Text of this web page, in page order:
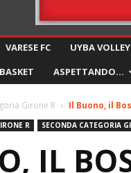
VARESE FC UYBA VOLLEY
BASKET ASPETTANDO…
Girone R Il Buono, il
R SECONDA CATEGORIA
IL